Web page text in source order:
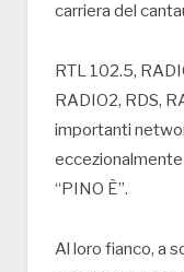
carriera del
RTL 102.5,
RADIO2, RDS,
importanti
“PINO È”.
Al loro fianco, a